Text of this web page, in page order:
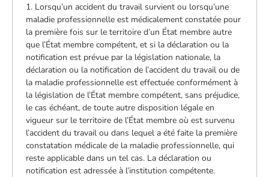
1. Lorsqu’un accident du travail survient ou lorsqu’une
maladie professionnelle est médicalement constatée pour
la première fois sur le territoire d’un État membre autre
que l’État membre compétent, et si la déclaration ou la
notification est prévue par la législation nationale, la
déclaration ou la notification de l’accident du travail ou de
la maladie professionnelle est effectuée conformément à
la législation de l’État membre compétent, sans préjudice,
le cas échéant, de toute autre disposition légale en
vigueur sur le territoire de l’État membre où est survenu
l’accident du travail ou dans lequel a été faite la première
constatation médicale de la maladie professionnelle, qui
reste applicable dans un tel cas. La déclaration ou
notification est adressée à l’institution compétente.